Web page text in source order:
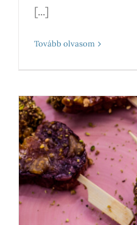
[...]
Tovább olvasom